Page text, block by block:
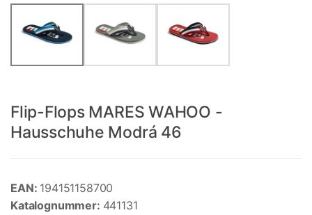
Flip-Flops MARES WAHOO -
Hausschuhe Modrá 46
EAN: 194151158700
Katalognummer: 441131